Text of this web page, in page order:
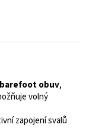
obuv,
volný
zapojení svalů